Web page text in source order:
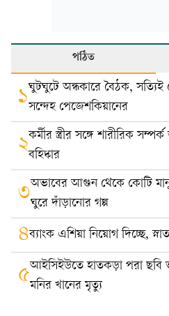
পঠিত
১ঘুটঘুটে অন্ধকারে বৈঠক, সত্যিই
সন্দেহ পেজেশকিয়ানের
২কর্মীর স্ত্রীর সঙ্গে শারীরিক
বহিষ্কার
৩অভাবের আগুন থেকে কোটি
ঘুরে দাঁড়ানোর গল্প
৪ব্যাংক এশিয়া নিয়োগ দিচ্ছে,
৫আইসিইউতে হাতকড়া পরা ছবি
মনির খানের মৃত্যু